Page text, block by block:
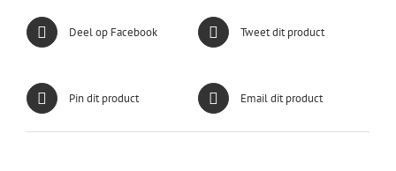
Deel op Facebook Tweet dit product
Pin dit product Email dit product